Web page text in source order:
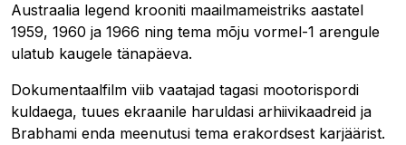
Austraalia legend krooniti maailmameistriks aastatel
1959, 1960 ja 1966 ning tema mõju vormel-1 arengule
ulatub kaugele tänapäeva.
Dokumentaalfilm viib vaatajad tagasi mootorispordi
kuldaega, tuues ekraanile haruldasi arhiivikaadreid ja
Brabhami enda meenutusi tema erakordsest karjäärist.